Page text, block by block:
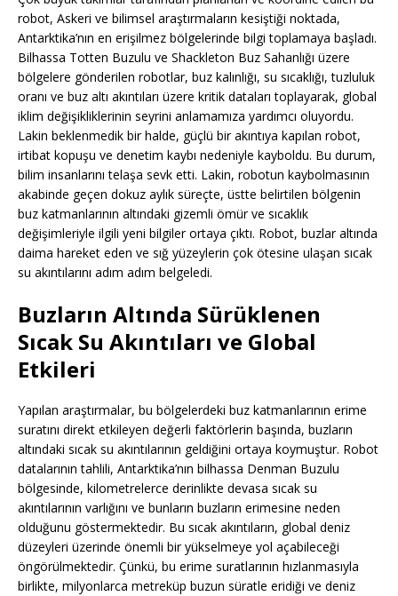
robot, Askeri ve bilimsel araştırmaların kesiştiği noktada,
Antarktika’nın en erişilmez bölgelerinde bilgi toplamaya başladı.
Bilhassa Totten Buzulu ve Shackleton Buz Sahanlığı üzere
bölgelere gönderilen robotlar, buz kalınlığı, su sıcaklığı, tuzluluk
oranı ve buz altı akıntıları üzere kritik dataları toplayarak, global
iklim değişikliklerinin seyrini anlamamıza yardımcı oluyordu.
Lakin beklenmedik bir halde, güçlü bir akıntıya kapılan robot,
irtibat kopuşu ve denetim kaybı nedeniyle kayboldu. Bu durum,
bilim insanlarını telaşa sevk etti. Lakin, robotun kaybolmasının
akabinde geçen dokuz aylık süreçte, üstte belirtilen bölgenin
buz katmanlarının altındaki gizemli ömür ve sıcaklık
değişimleriyle ilgili yeni bilgiler ortaya çıktı. Robot, buzlar altında
daima hareket eden ve sığ yüzeylerin çok ötesine ulaşan sıcak
su akıntılarını adım adım belgeledi.
Buzların Altında Sürüklenen
Sıcak Su Akıntıları ve Global
Etkileri
Yapılan araştırmalar, bu bölgelerdeki buz katmanlarının erime
suratını direkt etkileyen değerli faktörlerin başında, buzların
altındaki sıcak su akıntılarının geldiğini ortaya koymuştur. Robot
datalarının tahlili, Antarktika’nın bilhassa Denman Buzulu
bölgesinde, kilometrelerce derinlikte devasa sıcak su
akıntılarının varlığını ve bunların buzların erimesine neden
olduğunu göstermektedir. Bu sıcak akıntıların, global deniz
düzeyleri üzerinde önemli bir yükselmeye yol açabileceği
öngörülmektedir. Çünkü, bu erime suratlarının hızlanmasıyla
birlikte, milyonlarca metreküp buzun süratle eridiği ve deniz